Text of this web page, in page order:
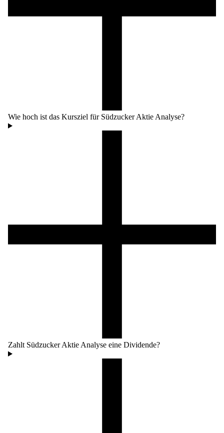
Wie hoch ist das Kursziel für Südzucker Aktie Analyse?
Zahlt Südzucker Aktie Analyse eine Dividende?